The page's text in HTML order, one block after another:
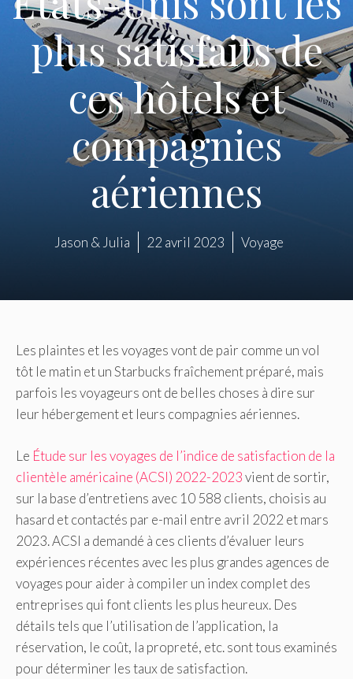
plus satisfaits de
ces hôtels et
compagnies
aériennes
Jason & Julia 22 avril 2023 Voyage
Les plaintes et les voyages vont de pair comme un vol
tôt le matin et un Starbucks fraîchement préparé, mais
parfois les voyageurs ont de belles choses à dire sur
leur hébergement et leurs compagnies aériennes.
Le Étude sur les voyages de l’indice de satisfaction de la
clientèle américaine (ACSI) 2022-2023vient de sortir,
sur la base d’entretiens avec 10 588 clients, choisis au
hasard et contactés par e-mail entre avril 2022 et mars
2023. ACSI a demandé à ces clients d’évaluer leurs
expériences récentes avec les plus grandes agences de
voyages pour aider à compiler un index complet des
entreprises qui font clients les plus heureux. Des
détails tels que l’utilisation de l’application, la
réservation, le coût, la propreté, etc. sont tous examinés
pour déterminer les taux de satisfaction.